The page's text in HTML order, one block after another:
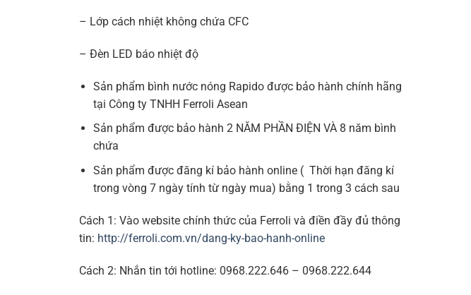
– Lớp cách nhiệt không chứa CFC
– Đèn LED báo nhiệt độ
Sản phẩm bình nước nóng Rapido được bảo hành chính hãng
tại Công ty TNHH Ferroli Asean
Sản phẩm được bảo hành 2 NĂM PHẦN ĐIỆN VÀ 8 năm bình
chứa
Sản phẩm được đăng kí bảo hành online ( Thời hạn đăng kí
trong vòng 7 ngày tính từ ngày mua) bằng 1 trong 3 cách sau
Cách 1: Vào website chính thức của Ferroli và điền đầy đủ thông
tin: http://ferroli.com.vn/dang-ky-bao-hanh-online
Cách 2: Nhắn tin tới hotline: 0968.222.646 – 0968.222.644